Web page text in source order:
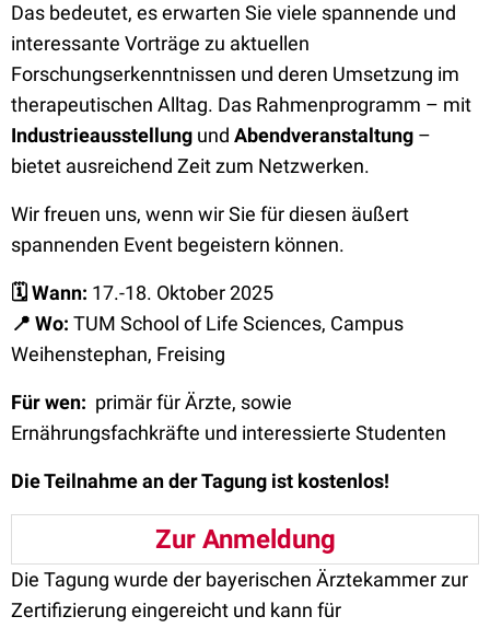
Das bedeutet, es erwarten Sie viele spannende und
interessante Vorträge zu aktuellen
Forschungserkenntnissen und deren Umsetzung im
therapeutischen Alltag. Das Rahmenprogramm – mit
Industrieausstellung und Abendveranstaltung –
bietet ausreichend Zeit zum Netzwerken.
Wir freuen uns, wenn wir Sie für diesen äußert
spannenden Event begeistern können.
🗓 ️ Wann: 17.-18. Oktober 2025
📍 Wo: TUM School of Life Sciences, Campus
Weihenstephan, Freising
Für wen: primär für Ärzte, sowie
Ernährungsfachkräfte und interessierte Studenten
Die Teilnahme an der Tagung ist kostenlos!
Zur Anmeldung
Die Tagung wurde der bayerischen Ärztekammer zur
Zertifizierung eingereicht und kann für